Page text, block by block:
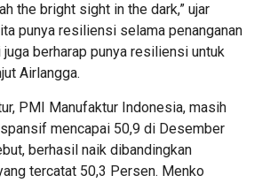
the bright sight in the dark,” ujar
punya resiliensi selama penanganan
berharap punya resiliensi untuk
Airlangga.
PMI Manufaktur Indonesia, masih
mencapai 50,9 di Desember
berhasil naik dibandingkan
tercatat 50,3 Persen. Menko